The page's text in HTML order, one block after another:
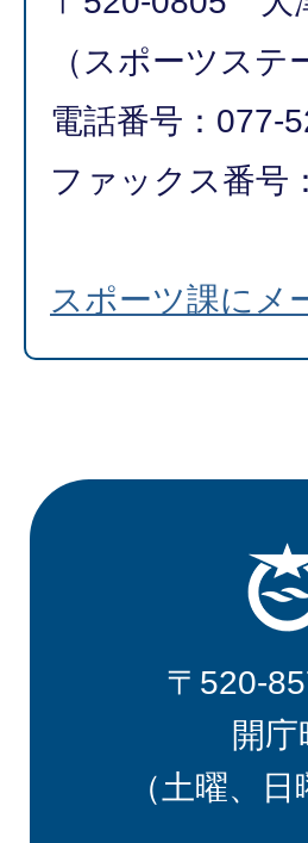
（スポーツス
電話番号：077-
ファックス番号
スポーツ課にメ
〒520-
開
（土曜、